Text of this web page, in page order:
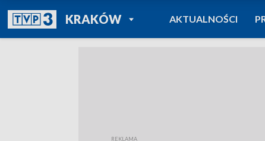
KRAKÓWPOWRÓT DO
TVP REGIONY
AKTUALNOŚCI